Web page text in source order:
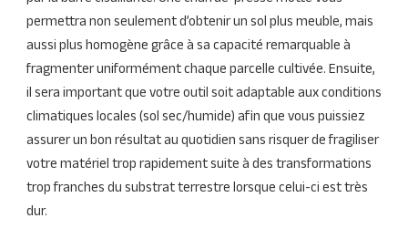
permettra non seulement d’obtenir un sol plus meuble, mais
aussi plus homogène grâce à sa capacité remarquable à
fragmenter uniformément chaque parcelle cultivée. Ensuite,
il sera important que votre outil soit adaptable aux conditions
climatiques locales (sol sec/humide) afin que vous puissiez
assurer un bon résultat au quotidien sans risquer de fragiliser
votre matériel trop rapidement suite à des transformations
trop franches du substrat terrestre lorsque celui-ci est très
dur.